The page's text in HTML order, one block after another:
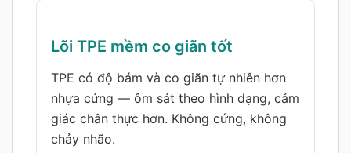
Lõi TPE mềm co giãn tốt
TPE có độ bám và co giãn tự nhiên hơn
nhựa cứng — ôm sát theo hình dạng, cảm
giác chân thực hơn. Không cứng, không
chảy nhão.